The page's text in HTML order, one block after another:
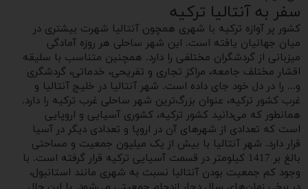
سفر به آنتالیا ترکیه
کشور پر آوازه ترکیه با شهری همچون آنتالیا شهرت بیشتری در
میان جهانیان یافته است. این شهر ساحلی هر روزه آمادگی
میزبانی از گردشگران مختلفی را دارد.‌ همچنین متناسب با سلیقه
اقشار مختلف جامعه، مراکز تجاری و تفریحی، خدماتی، گردشگری
و... را در دل خود جای داده است. شهر آنتالیا در خلیج آنتالیا و
غرب کشور ترکیه، عنوان بزرگ‌ترین شهر ساحلی غرب ترکیه را دارد.
همانطور که می‌دانید کشور ترکیه، کشوری آسیایی و اروپایی
است که تعدادی از شهرهای آن در اروپا و تعدادی دیگر در آسیا
قرار دارد. شهر آنتالیا با بیش از یک میلیون جمعیت و مساحتی
بالغ بر 1417 کیلومتر در قسمت آسیایی ترکیه قرار گرفته است. با
وجود کم جمعیت بودن آنتالیا نسبت به شهری مانند استانبول،